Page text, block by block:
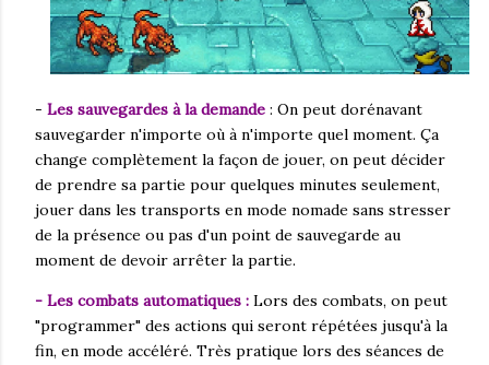
- Les sauvegardes à la demande : On peut dorénavant
sauvegarder n'importe où à n'importe quel moment. Ça
change complètement la façon de jouer, on peut décider
de prendre sa partie pour quelques minutes seulement,
jouer dans les transports en mode nomade sans stresser
de la présence ou pas d'un point de sauvegarde au
moment de devoir arrêter la partie.
- Les combats automatiques : Lors des combats, on peut
"programmer" des actions qui seront répétées jusqu'à la
fin, en mode accéléré. Très pratique lors des séances de